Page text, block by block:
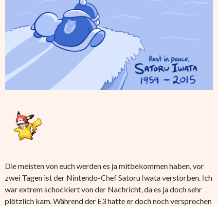
Die meisten von euch werden es ja mitbekommen haben, vor
zwei Tagen ist der Nintendo-Chef Satoru Iwata verstorben. Ich
war extrem schockiert von der Nachricht, da es ja doch sehr
plötzlich kam. Während der E3 hatte er doch noch versprochen